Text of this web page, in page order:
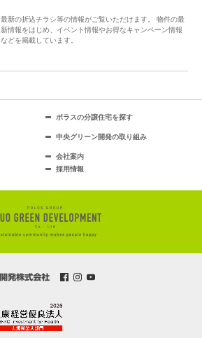
最新の折込チラシ等の情報がご覧いただけます。 物件の最
新情報をはじめ、イベント情報やお得なキャンペーン情報
などを掲載しています。
ポラスの分譲住宅を探す
中央グリーン開発の取り組み
会社案内
採用情報